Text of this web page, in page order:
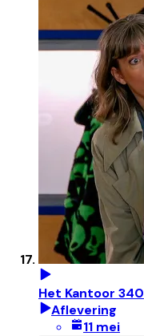
Het Kantoor 340
Aflevering
11 mei